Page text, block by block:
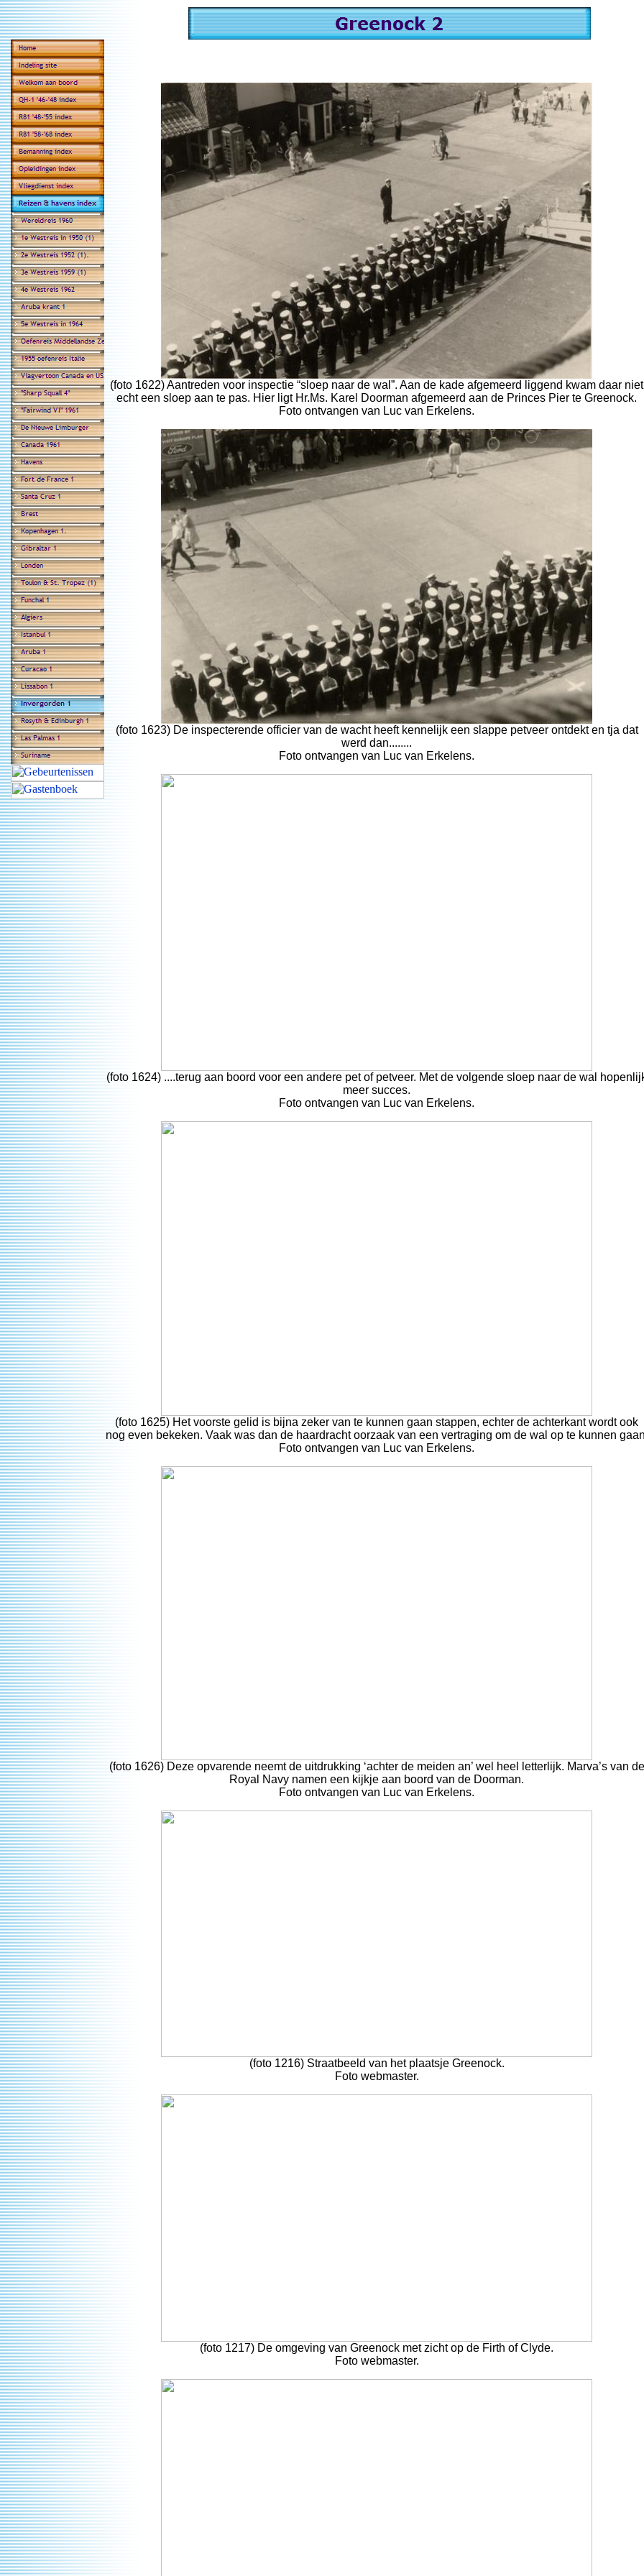
(foto 1622) Aantreden voor inspectie “sloep naar de wal”. Aan de kade afgemeerd liggend kwam daar niet
echt een sloep aan te pas. Hier ligt Hr.Ms. Karel Doorman afgemeerd aan de Princes Pier te Greenock.
Foto ontvangen van Luc van Erkelens.
(foto 1623) De inspecterende officier van de wacht heeft kennelijk een slappe petveer ontdekt en tja dat
werd dan........
Foto ontvangen van Luc van Erkelens.
(foto 1624) ....terug aan boord voor een andere pet of petveer. Met de volgende sloep naar de wal
meer succes.
Foto ontvangen van Luc van Erkelens.
(foto 1625) Het voorste gelid is bijna zeker van te kunnen gaan stappen, echter de achterkant wordt ook
nog even bekeken. Vaak was dan de haardracht oorzaak van een vertraging om de wal op te kunnen
Foto ontvangen van Luc van Erkelens.
(foto 1626) Deze opvarende neemt de uitdrukking ‘achter de meiden an’ wel heel letterlijk. Marva’s van de
Royal Navy namen een kijkje aan boord van de Doorman.
Foto ontvangen van Luc van Erkelens.
(foto 1216) Straatbeeld van het plaatsje Greenock.
Foto webmaster.
(foto 1217) De omgeving van Greenock met zicht op de Firth of Clyde.
Foto webmaster.